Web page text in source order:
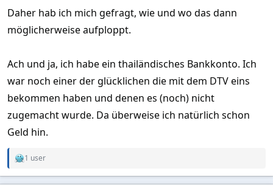
Daher hab ich mich gefragt, wie und wo das dann
möglicherweise aufploppt.
Ach und ja, ich habe ein thailändisches Bankkonto. Ich
war noch einer der glücklichen die mit dem DTV eins
bekommen haben und denen es (noch) nicht
zugemacht wurde. Da überweise ich natürlich schon
Geld hin.
R
1 user